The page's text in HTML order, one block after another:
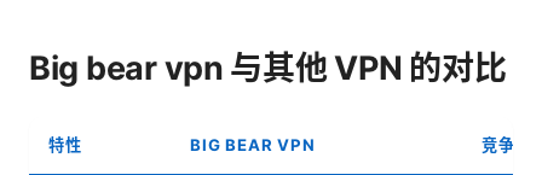
Big bear vpn 与其他 VPN 的对比
特性 BIG BEAR VPN 竞争对